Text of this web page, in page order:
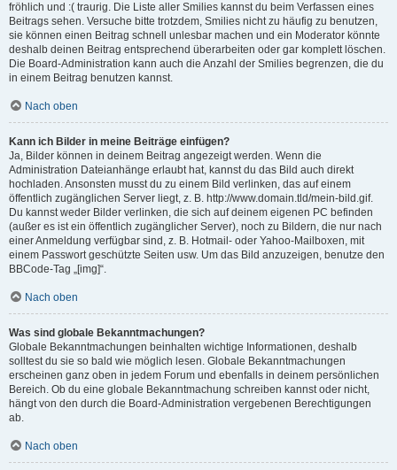
fröhlich und :( traurig. Die Liste aller Smilies kannst du beim Verfassen eines
Beitrags sehen. Versuche bitte trotzdem, Smilies nicht zu häufig zu benutzen,
sie können einen Beitrag schnell unlesbar machen und ein Moderator könnte
deshalb deinen Beitrag entsprechend überarbeiten oder gar komplett löschen.
Die Board-Administration kann auch die Anzahl der Smilies begrenzen, die du
in einem Beitrag benutzen kannst.
Nach oben
Kann ich Bilder in meine Beiträge einfügen?
Ja, Bilder können in deinem Beitrag angezeigt werden. Wenn die
Administration Dateianhänge erlaubt hat, kannst du das Bild auch direkt
hochladen. Ansonsten musst du zu einem Bild verlinken, das auf einem
öffentlich zugänglichen Server liegt, z. B. http://www.domain.tld/mein-bild.gif.
Du kannst weder Bilder verlinken, die sich auf deinem eigenen PC befinden
(außer es ist ein öffentlich zugänglicher Server), noch zu Bildern, die nur nach
einer Anmeldung verfügbar sind, z. B. Hotmail- oder Yahoo-Mailboxen, mit
einem Passwort geschützte Seiten usw. Um das Bild anzuzeigen, benutze den
BBCode-Tag „[img]“.
Nach oben
Was sind globale Bekanntmachungen?
Globale Bekanntmachungen beinhalten wichtige Informationen, deshalb
solltest du sie so bald wie möglich lesen. Globale Bekanntmachungen
erscheinen ganz oben in jedem Forum und ebenfalls in deinem persönlichen
Bereich. Ob du eine globale Bekanntmachung schreiben kannst oder nicht,
hängt von den durch die Board-Administration vergebenen Berechtigungen
ab.
Nach oben